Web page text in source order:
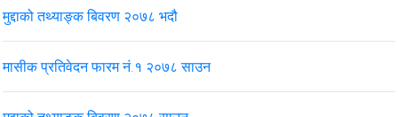
मुद्दाको तथ्याङ्क बिवरण २०७८ भदौ
मासीक प्रतिवेदन फारम नं.१ २०७८ साउन